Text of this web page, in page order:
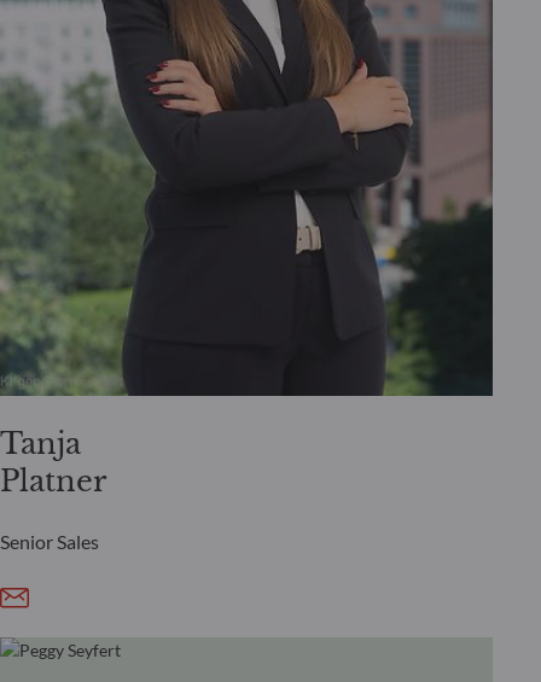
Tanja
Platner
Senior Sales